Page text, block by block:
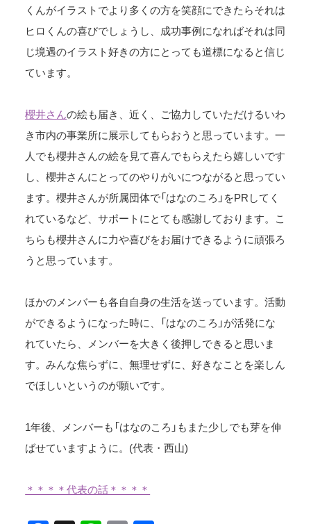
くんがイラストでより多くの方を笑顔にできたらそれは
ヒロくんの喜びでしょうし、成功事例になればそれは同
じ境遇のイラスト好きの方にとっても道標になると信じ
ています。
櫻井さんの絵も届き、近く、ご協力していただけるいわ
き市内の事業所に展示してもらおうと思っています。一
人でも櫻井さんの絵を見て喜んでもらえたら嬉しいです
し、櫻井さんにとってのやりがいにつながると思ってい
ます。櫻井さんが所属団体で「はなのころ」をPRしてく
れているなど、サポートにとても感謝しております。こ
ちらも櫻井さんに力や喜びをお届けできるように頑張ろ
うと思っています。
ほかのメンバーも各自自身の生活を送っています。活動
ができるようになった時に、「はなのころ」が活発にな
れていたら、メンバーを大きく後押しできると思いま
す。みんな焦らずに、無理せずに、好きなことを楽しん
でほしいというのが願いです。
1年後、メンバーも「はなのころ」もまた少しでも芽を伸
ばせていますように。(代表・西山)
＊＊＊＊代表の話＊＊＊＊